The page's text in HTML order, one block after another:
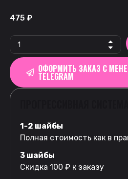
475 ₽
ОФОРМИТЬ ЗАКАЗ С
TELEGRAM
1-2 шайбы
Полная стоимость как в
3 шайбы
Скидка 100 ₽ к заказу